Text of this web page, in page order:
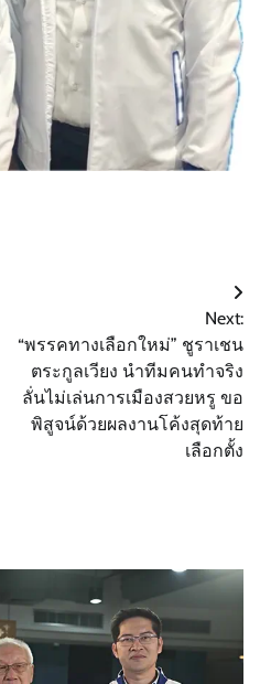
Next:
“พรรคทางเลือกใหม่” ชูราเชน
ตระกูลเวียง นำทีมคนทำจริง
ลั่นไม่เล่นการเมืองสวยหรู ขอ
พิสูจน์ด้วยผลงานโค้งสุดท้าย
เลือกตั้ง